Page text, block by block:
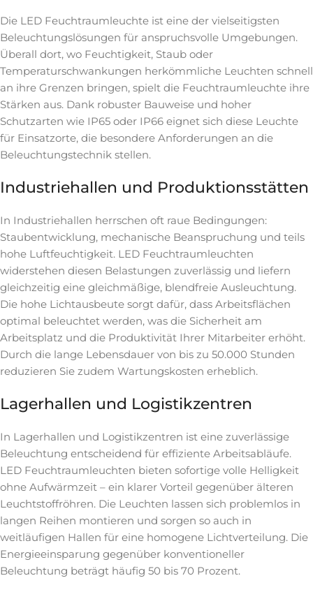
Die LED Feuchtraumleuchte ist eine der vielseitigsten
Beleuchtungslösungen für anspruchsvolle Umgebungen.
Überall dort, wo Feuchtigkeit, Staub oder
Temperaturschwankungen herkömmliche Leuchten schnell
an ihre Grenzen bringen, spielt die Feuchtraumleuchte ihre
Stärken aus. Dank robuster Bauweise und hoher
Schutzarten wie IP65 oder IP66 eignet sich diese Leuchte
für Einsatzorte, die besondere Anforderungen an die
Beleuchtungstechnik stellen.
Industriehallen und Produktionsstätten
In Industriehallen herrschen oft raue Bedingungen:
Staubentwicklung, mechanische Beanspruchung und teils
hohe Luftfeuchtigkeit. LED Feuchtraumleuchten
widerstehen diesen Belastungen zuverlässig und liefern
gleichzeitig eine gleichmäßige, blendfreie Ausleuchtung.
Die hohe Lichtausbeute sorgt dafür, dass Arbeitsflächen
optimal beleuchtet werden, was die Sicherheit am
Arbeitsplatz und die Produktivität Ihrer Mitarbeiter erhöht.
Durch die lange Lebensdauer von bis zu 50.000 Stunden
reduzieren Sie zudem Wartungskosten erheblich.
Lagerhallen und Logistikzentren
In Lagerhallen und Logistikzentren ist eine zuverlässige
Beleuchtung entscheidend für effiziente Arbeitsabläufe.
LED Feuchtraumleuchten bieten sofortige volle Helligkeit
ohne Aufwärmzeit – ein klarer Vorteil gegenüber älteren
Leuchtstoffröhren. Die Leuchten lassen sich problemlos in
langen Reihen montieren und sorgen so auch in
weitläufigen Hallen für eine homogene Lichtverteilung. Die
Energieeinsparung gegenüber konventioneller
Beleuchtung beträgt häufig 50 bis 70 Prozent.